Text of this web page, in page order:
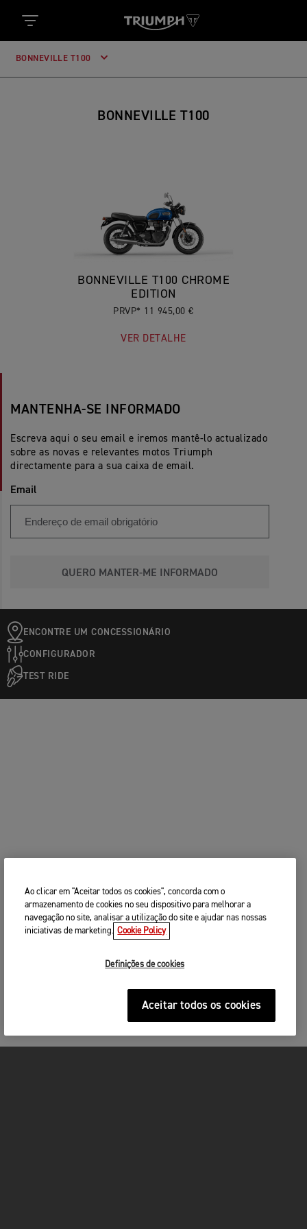
BONNEVILLE T100
BONNEVILLE T100
BONNEVILLE T100 CHROME
EDITION
PRVP* 11 945,00 €
VER DETALHE
MANTENHA-SE INFORMADO
Escreva aqui o seu email e iremos mantê-lo actualizado
sobre as novas e relevantes motos Triumph
directamente para a sua caixa de email.
Email
QUERO MANTER-ME INFORMADO
ENCONTRE UM CONCESSIONÁRIO
CONFIGURADOR
TEST RIDE
Ao clicar em "Aceitar todos os cookies", concorda com o
armazenamento de cookies no seu dispositivo para melhorar a
navegação no site, analisar a utilização do site e ajudar nas nossas
iniciativas de marketing. Cookie Policy
Definições de cookies
Aceitar todos os cookies